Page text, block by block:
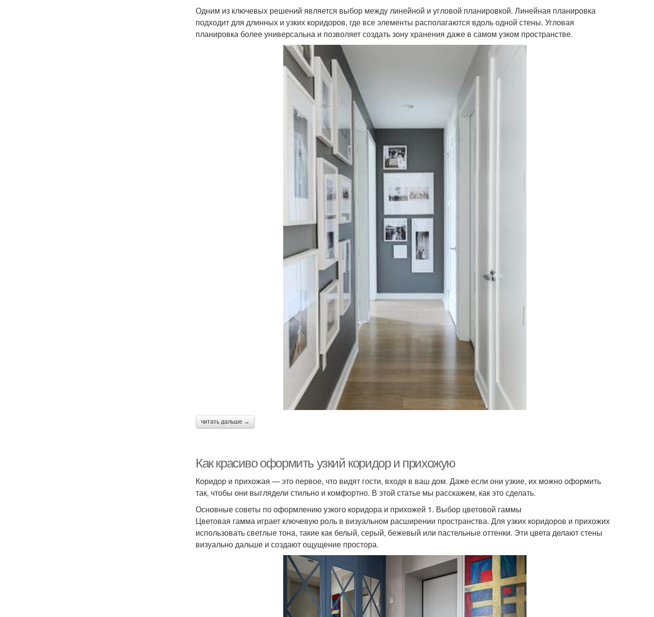
Одним из ключевых решений является выбор между линейной и угловой планировкой. Линейная планировка
подходит для длинных и узких коридоров, где все элементы располагаются вдоль одной стены. Угловая
планировка более универсальна и позволяет создать зону хранения даже в самом узком пространстве.
читать дальше →
Как красиво оформить узкий коридор и прихожую
Коридор и прихожая — это первое, что видят гости, входя в ваш дом. Даже если они узкие, их можно оформить
так, чтобы они выглядели стильно и комфортно. В этой статье мы расскажем, как это сделать.
Основные советы по оформлению узкого коридора и прихожей 1. Выбор цветовой гаммы
Цветовая гамма играет ключевую роль в визуальном расширении пространства. Для узких коридоров и прихожих
использовать светлые тона, такие как белый, серый, бежевый или пастельные оттенки. Эти цвета делают стены
визуально дальше и создают ощущение простора.